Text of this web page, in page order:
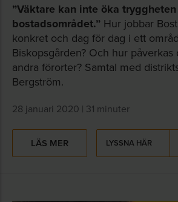
”Väktare kan inte öka
bostadsområdet.” Hur jobbar
konkret och dag för dag i ett
Biskopsgården? Och hur påverkas
andra förorter? Samtal med
Bergström.
28 januari 2020 | 31 minuter
LÄS MER LYSSNA HÄR